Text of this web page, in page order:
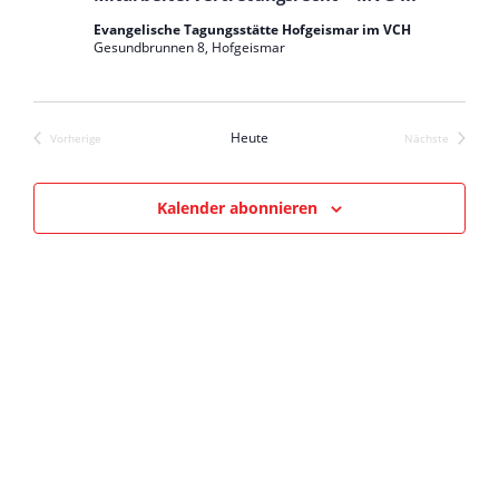
Evangelische Tagungsstätte Hofgeismar im VCH
Gesundbrunnen 8, Hofgeismar
Vorherige
Heute
Nächste
Kalender abonnieren